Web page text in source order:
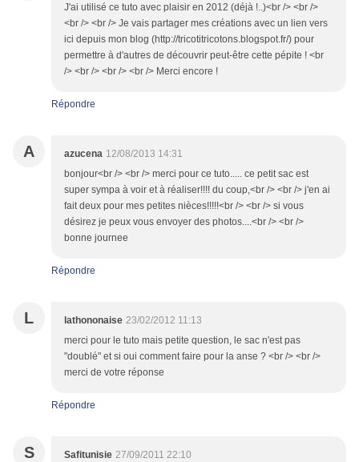
J'ai utilisé ce tuto avec plaisir en 2012 (déjà !..)<br /> <br />
<br /> <br /> Je vais partager mes créations avec un lien vers
ici depuis mon blog (http://tricotitricotons.blogspot.fr/) pour
permettre à d'autres de découvrir peut-être cette pépite ! <br
/> <br /> <br /> <br /> Merci encore !
Répondre
A azucena 12/08/2013 14:31
bonjour<br /> <br /> merci pour ce tuto..... ce petit sac est
super sympa à voir et à réaliser!!!! du coup,<br /> <br /> j'en ai
fait deux pour mes petites nièces!!!!!<br /> <br /> si vous
désirez je peux vous envoyer des photos....<br /> <br />
bonne journee
Répondre
L lathononaise 23/02/2012 11:13
merci pour le tuto mais petite question, le sac n'est pas
"doublé" et si oui comment faire pour la anse ? <br /> <br />
merci de votre réponse
Répondre
S Safitunisie 27/09/2011 22:10